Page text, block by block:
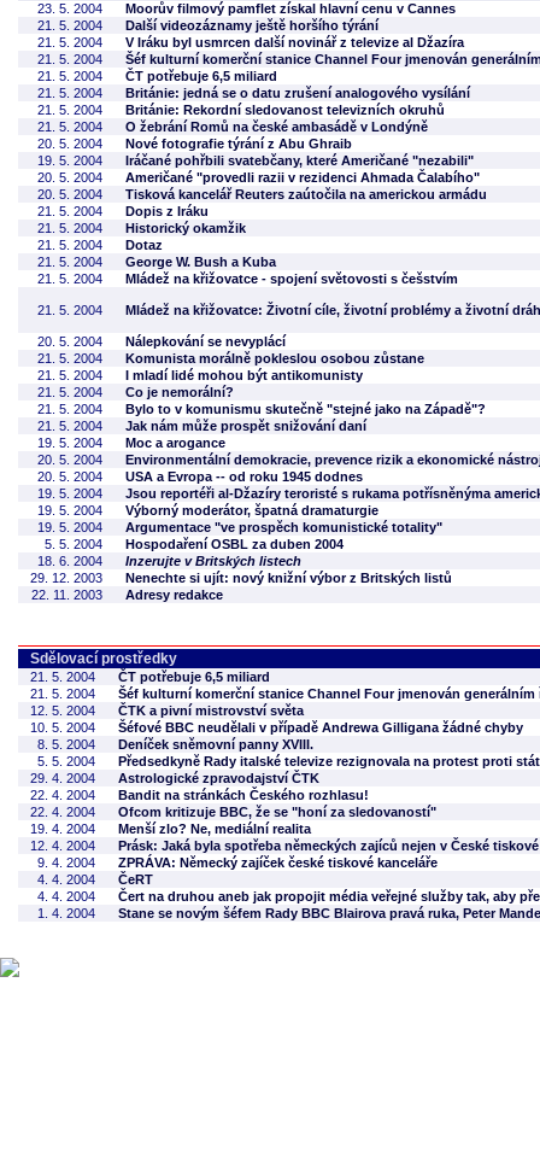
23. 5. 2004
Moorův filmový pamflet získal hlavní cenu v Cannes
21. 5. 2004
Další videozáznamy ještě horšího týrání
21. 5. 2004
V Iráku byl usmrcen další novinář z televize al Džazíra
21. 5. 2004
Šéf kulturní komerční stanice Channel Four jmenován
21. 5. 2004
ČT potřebuje 6,5 miliard
21. 5. 2004
Británie: jedná se o datu zrušení analogového vysílání
21. 5. 2004
Británie: Rekordní sledovanost televizních okruhů
21. 5. 2004
O žebrání Romů na české ambasádě v Londýně
20. 5. 2004
Nové fotografie týrání z Abu Ghraib
19. 5. 2004
Iráčané pohřbili svatebčany, které Američané "nezabili"
20. 5. 2004
Američané "provedli razii v rezidenci Ahmada Čalabího"
20. 5. 2004
Tisková kancelář Reuters zaútočila na americkou armádu
21. 5. 2004
Dopis z Iráku
21. 5. 2004
Historický okamžik
21. 5. 2004
Dotaz
21. 5. 2004
George W. Bush a Kuba
21. 5. 2004
Mládež na křižovatce - spojení světovosti s češstvím
21. 5. 2004 Mládež na křižovatce: Životní cíle, životní problémy a životní
20. 5. 2004
Nálepkování se nevyplácí
21. 5. 2004
Komunista morálně pokleslou osobou zůstane
21. 5. 2004
I mladí lidé mohou být antikomunisty
21. 5. 2004
Co je nemorální?
21. 5. 2004
Bylo to v komunismu skutečně "stejné jako na Západě"?
21. 5. 2004
Jak nám může prospět snižování daní
19. 5. 2004
Moc a arogance
20. 5. 2004
Environmentální demokracie, prevence rizik a ekonomické
20. 5. 2004
USA a Evropa -- od roku 1945 dodnes
19. 5. 2004
Jsou reportéři al-Džazíry teroristé s rukama potřísněnýma
19. 5. 2004
Výborný moderátor, špatná dramaturgie
19. 5. 2004
Argumentace "ve prospěch komunistické totality"
5. 5. 2004
Hospodaření OSBL za duben 2004
18. 6. 2004
Inzerujte v Britských listech
29. 12. 2003
Nenechte si ujít: nový knižní výbor z Britských listů
22. 11. 2003
Adresy redakce
Sdělovací prostředky
21. 5. 2004
ČT potřebuje 6,5 miliard
21. 5. 2004
Šéf kulturní komerční stanice Channel Four jmenován generálním
12. 5. 2004
ČTK a pivní mistrovství světa
10. 5. 2004
Šéfové BBC neudělali v případě Andrewa Gilligana žádné chyby
8. 5. 2004
Deníček sněmovní panny XVIII.
5. 5. 2004
Předsedkyně Rady italské televize rezignovala na protest proti
29. 4. 2004
Astrologické zpravodajství ČTK
22. 4. 2004
Bandit na stránkách Českého rozhlasu!
22. 4. 2004
Ofcom kritizuje BBC, že se "honí za sledovaností"
19. 4. 2004
Menší zlo? Ne, mediální realita
12. 4. 2004
Prásk: Jaká byla spotřeba německých zajíců nejen v České
9. 4. 2004
ZPRÁVA: Německý zajíček české tiskové kanceláře
4. 4. 2004
ČeRT
4. 4. 2004
Čert na druhou aneb jak propojit média veřejné služby tak, aby
1. 4. 2004
Stane se novým šéfem Rady BBC Blairova pravá ruka, Peter